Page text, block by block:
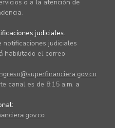
o a la atención de
judiciales:
notificaciones judiciales
habilitado el correo
canal es de 8:15 a.m. a